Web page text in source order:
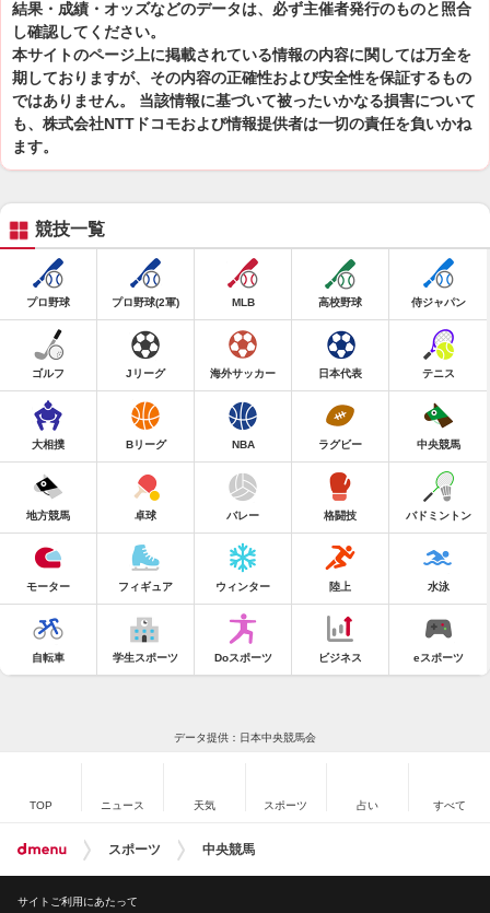
結果・成績・オッズなどのデータは、必ず主催者発行のものと照合
し確認してください。
本サイトのページ上に掲載されている情報の内容に関しては万全を
期しておりますが、その内容の正確性および安全性を保証するもの
ではありません。 当該情報に基づいて被ったいかなる損害について
も、株式会社NTTドコモおよび情報提供者は一切の責任を負いかね
ます。
競技一覧
プロ野球 プロ野球(2軍) MLB 高校野球 侍ジャパン
ゴルフ Jリーグ 海外サッカー 日本代表 テニス
大相撲 Bリーグ NBA ラグビー 中央競馬
地方競馬 卓球 バレー 格闘技 バドミントン
モーター フィギュア ウィンター 陸上 水泳
自転車 学生スポーツ Doスポーツ ビジネス eスポーツ
データ提供：日本中央競馬会
TOP ニュース 天気 スポーツ 占い すべて
スポーツ 中央競馬
サイトご利用にあたって